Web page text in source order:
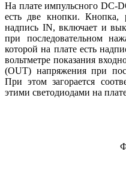
На плате импульсного DC-
есть две кнопки. Кнопка,
надпись IN, включает и
при последовательном
которой на плате есть
вольтметре показания
(OUT) напряжения при
При этом загорается
этими светодиодами на